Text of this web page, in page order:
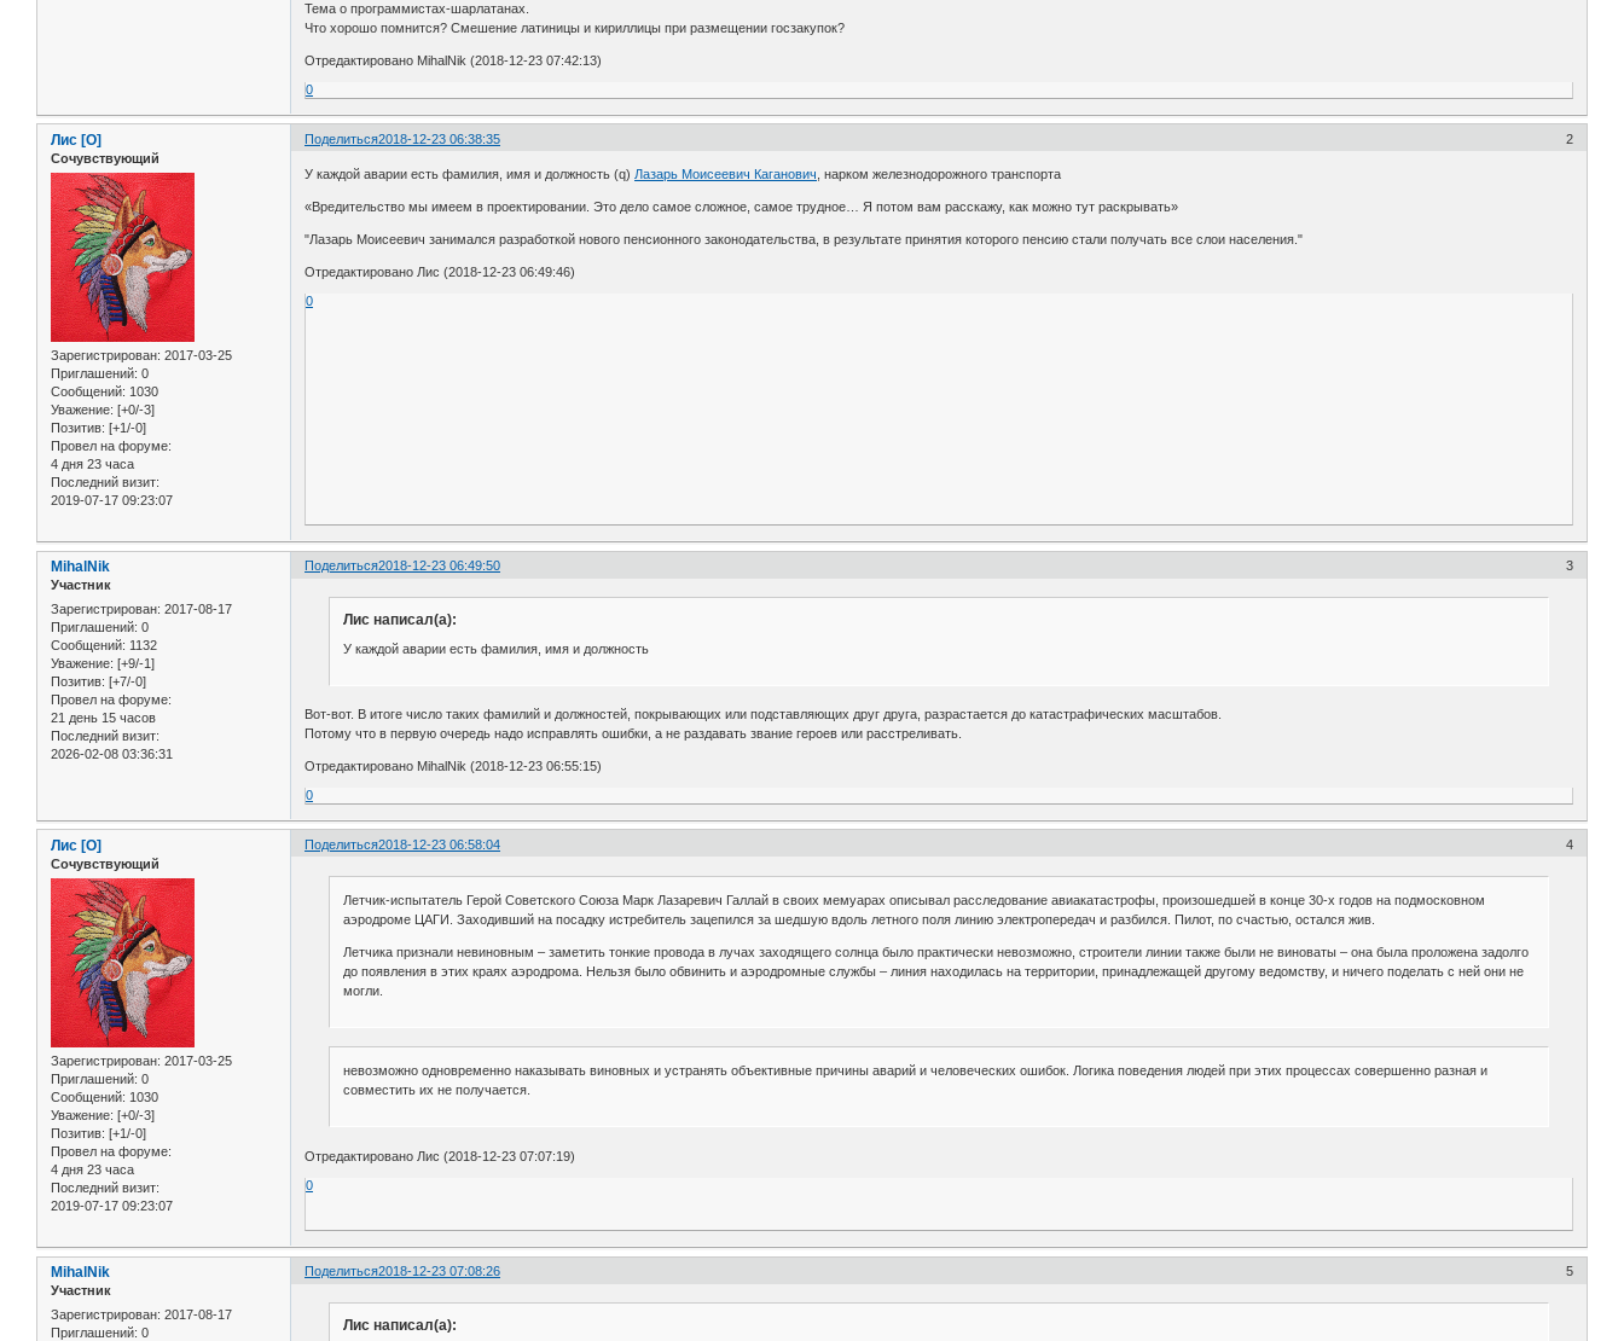
Тема о программистах-шарлатанах.
Что хорошо помнится? Смешение латиницы и кириллицы при размещении госзакупок?
Отредактировано MihalNik (2018-12-23 07:42:13)
0
Поделиться 2
2018-12-23 06:38:35
Лис [О]
Сочувствующий
Зарегистрирован: 2017-03-25
Приглашений: 0
Сообщений: 1030
Уважение: [+0/-3]
Позитив: [+1/-0]
Провел на форуме:
4 дня 23 часа
Последний визит:
2019-07-17 09:23:07
У каждой аварии есть фамилия, имя и должность (q)Лазарь Моисеевич Каганович, нарком железнодорожного транспорта
«Вредительство мы имеем в проектировании. Это дело самое сложное, самое трудное… Я потом вам расскажу, как можно тут раскрывать»
"Лазарь Моисеевич занимался разработкой нового пенсионного законодательства, в результате принятия которого пенсию стали получать все слои населения."
Отредактировано Лис (2018-12-23 06:49:46)
0
Поделиться 3
2018-12-23 06:49:50
MihalNik
Участник
Зарегистрирован: 2017-08-17
Приглашений: 0
Сообщений: 1132
Уважение: [+9/-1]
Позитив: [+7/-0]
Провел на форуме:
21 день 15 часов
Последний визит:
2026-02-08 03:36:31
Лис написал(а):
У каждой аварии есть фамилия, имя и должность
Вот-вот. В итоге число таких фамилий и должностей, покрывающих или подставляющих друг друга, разрастается до катастрафических масштабов.
Потому что в первую очередь надо исправлять ошибки, а не раздавать звание героев или расстреливать.
Отредактировано MihalNik (2018-12-23 06:55:15)
0
Поделиться 4
2018-12-23 06:58:04
Лис [О]
Сочувствующий
Зарегистрирован: 2017-03-25
Приглашений: 0
Сообщений: 1030
Уважение: [+0/-3]
Позитив: [+1/-0]
Провел на форуме:
4 дня 23 часа
Последний визит:
2019-07-17 09:23:07
Летчик-испытатель Герой Советского Союза Марк Лазаревич Галлай в своих мемуарах описывал расследование авиакатастрофы, произошедшей в конце 30-х годов на подмосковном
аэродроме ЦАГИ. Заходивший на посадку истребитель зацепился за шедшую вдоль летного поля линию электропередач и разбился. Пилот, по счастью, остался жив.
Летчика признали невиновным – заметить тонкие провода в лучах заходящего солнца было практически невозможно, строители линии также были не виноваты – она была проложена задолго
до появления в этих краях аэродрома. Нельзя было обвинить и аэродромные службы – линия находилась на территории, принадлежащей другому ведомству, и ничего поделать с ней они не
могли.
невозможно одновременно наказывать виновных и устранять объективные причины аварий и человеческих ошибок. Логика поведения людей при этих процессах совершенно разная и
совместить их не получается.
Отредактировано Лис (2018-12-23 07:07:19)
0
Поделиться 5
2018-12-23 07:08:26
MihalNik
Участник
Зарегистрирован: 2017-08-17
Приглашений: 0
Лис написал(а):